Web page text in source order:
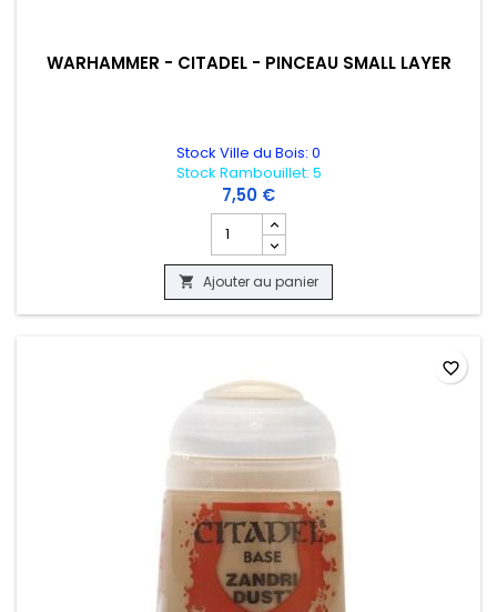
WARHAMMER - CITADEL - PINCEAU SMALL LAYER
Stock Ville du Bois: 0
Stock Rambouillet: 5
7,50 €
Champ quantité du produit
 Ajouter au panier
favorite_border